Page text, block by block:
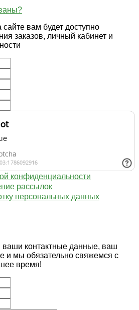
вам будет доступно
заказов, личный кабинет и
конфиденциальности
рассылок
персональных данных
ваши контактные данные, ваш
и мы обязательно свяжемся с
время!